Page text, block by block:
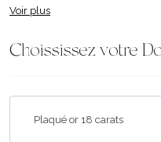
Voir plus
Choississez votre